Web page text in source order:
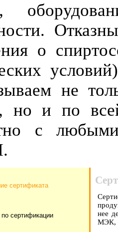
о
не
но и по
с
сертификата
сертификации
нее
МЭК,